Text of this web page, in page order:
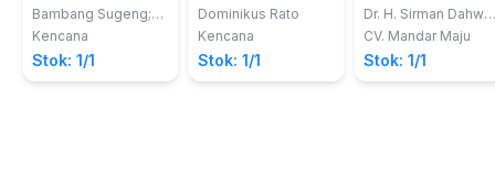
PERDATADAN
CONTOH
DOKUMEN
LITIGASI
Bambang Sugeng;
Sujayadi
Kencana
Stok: 1/1
Memahami
Hukum Sejak Dini
Dominikus Rato
Kencana
Stok: 1/1
Perkawinan
Dr. H. Sirman
S.H., M.H.
CV. Mandar Maju
Stok: 1/1